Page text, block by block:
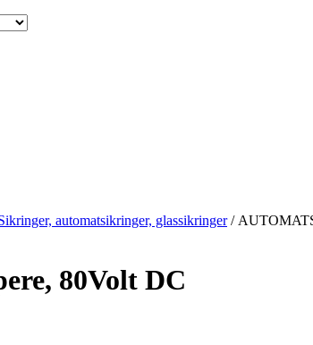
automatsikringer, glassikringer/
80Volt DC